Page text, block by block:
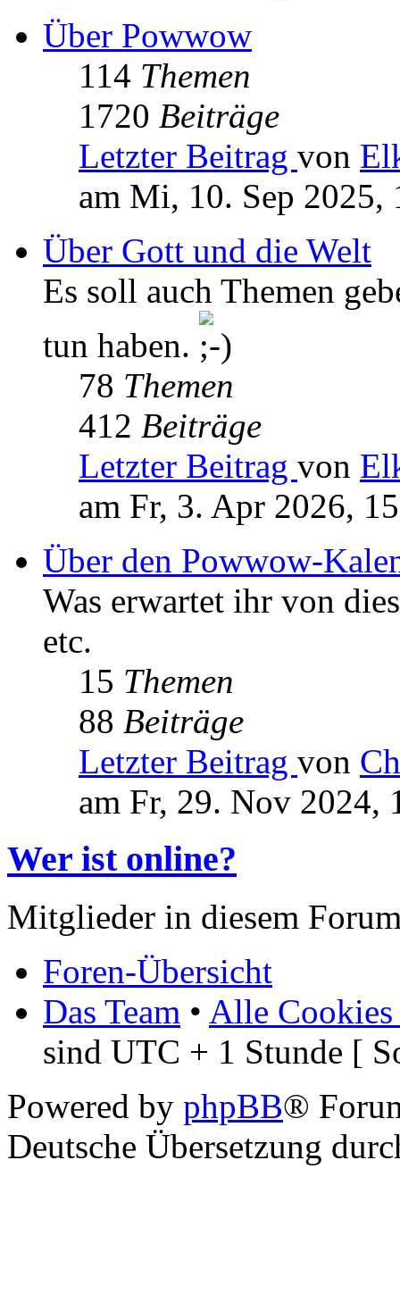
Über Powwow
114 Themen
1720 Beiträge
Letzter Beitrag von
am Mi, 10. Sep 2025,
Über Gott und die Welt
Es soll auch Themen
tun haben.
78 Themen
412 Beiträge
Letzter Beitrag von
am Fr, 3. Apr 2026,
Über den Powwow-
Was erwartet ihr von
etc.
15 Themen
88 Beiträge
Letzter Beitrag von
am Fr, 29. Nov 2024,
Wer ist online?
Mitglieder in diesem
Foren-Übersicht
Das Team • Alle Cookies
sind UTC + 1 Stunde [
Powered by phpBB®
Deutsche Übersetzung